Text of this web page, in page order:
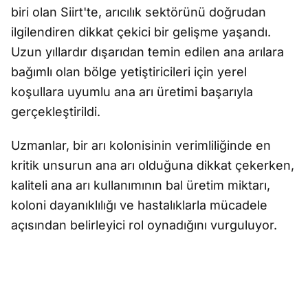
biri olan Siirt'te, arıcılık sektörünü doğrudan
ilgilendiren dikkat çekici bir gelişme yaşandı.
Uzun yıllardır dışarıdan temin edilen ana arılara
bağımlı olan bölge yetiştiricileri için yerel
koşullara uyumlu ana arı üretimi başarıyla
gerçekleştirildi.
Uzmanlar, bir arı kolonisinin verimliliğinde en
kritik unsurun ana arı olduğuna dikkat çekerken,
kaliteli ana arı kullanımının bal üretim miktarı,
koloni dayanıklılığı ve hastalıklarla mücadele
açısından belirleyici rol oynadığını vurguluyor.